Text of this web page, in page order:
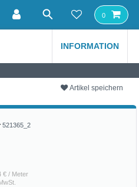
0
INFORMATION
Artikel speichern
521365_2
€ / Meter